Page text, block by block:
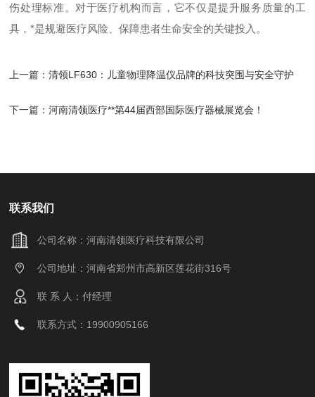
伤处理标准。对于医疗机构而言，它不仅是提升服务质量的工
具，*是规避医疗风险、保障患者生命安全的关键投入。
上一篇：清领LF630：儿童物理降温仪品牌的科技突围与安全守护
下一篇：河南清领医疗**第44届西部国际医疗器械展览会！
联系我们
公司名称：河南清领医疗科技有限公司
公司地址：河南省郑州市高新区莲花街316号
联 系 人：付经理
联系方式：19900905166